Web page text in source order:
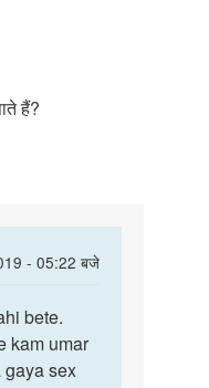
हैं?
- 05:22 बजे
bete.
kam umar
gaya sex